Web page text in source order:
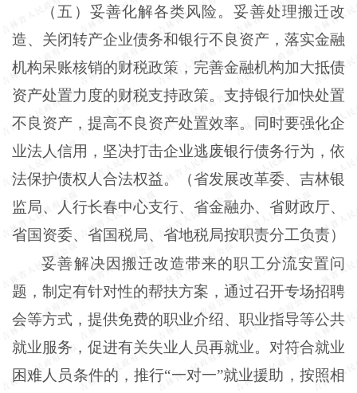
（五）妥善化解各类风险。妥善处理搬迁改
造、关闭转产企业债务和银行不良资产，落实金融
机构呆账核销的财税政策，完善金融机构加大抵债
资产处置力度的财税支持政策。支持银行加快处置
不良资产，提高不良资产处置效率。同时要强化企
业法人信用，坚决打击企业逃废银行债务行为，依
法保护债权人合法权益。（省发展改革委、吉林银
监局、人行长春中心支行、省金融办、省财政厅、
省国资委、省国税局、省地税局按职责分工负责）
妥善解决因搬迁改造带来的职工分流安置问
题，制定有针对性的帮扶方案，通过召开专场招聘
会等方式，提供免费的职业介绍、职业指导等公共
就业服务，促进有关失业人员再就业。对符合就业
困难人员条件的，推行“一对一”就业援助，按照相